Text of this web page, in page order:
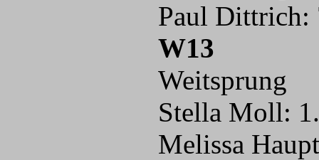
Paul Dittrich:
W13
Weitsprung
Stella Moll:
Melissa